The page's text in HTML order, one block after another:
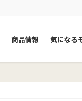
商品情報 気になる